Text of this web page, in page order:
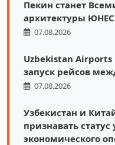
Пекин станет
архитектуры
07.08.2026
Uzbekistan
запуск рейсов
07.08.2026
Узбекистан и
признавать
экономического